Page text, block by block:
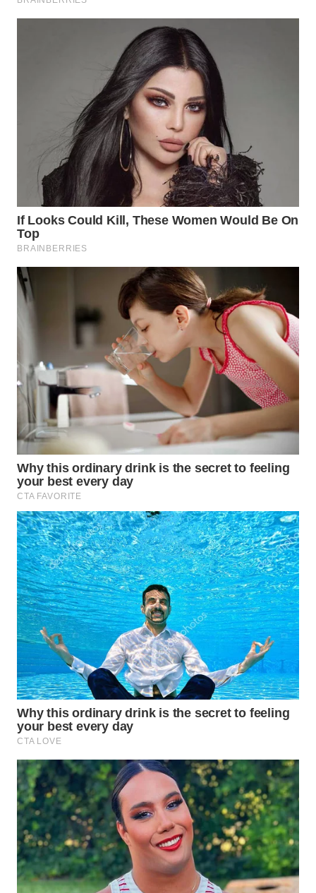
WN
BINTAN
WN
MANDALIKA
WN
LIKUPANG
BORNEO
Wahana
Media
Group
WAHANA
NEWS
WAHANA
TANI
WAHANA
ADVOKAT
WAHANA
INFRASTRUKTUR
WAHANA
KONSUMEN
WAHANA
LISTRIK
WAHANA
TRAVEL
WAHANA
TV